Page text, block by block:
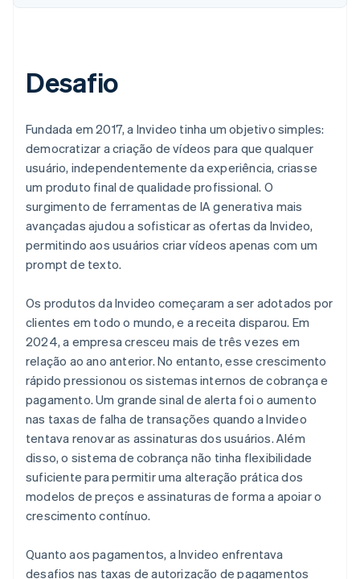
Desafio
Fundada em 2017, a Invideo tinha um objetivo simples:
democratizar a criação de vídeos para que qualquer
usuário, independentemente da experiência, criasse
um produto final de qualidade profissional. O
surgimento de ferramentas de IA generativa mais
avançadas ajudou a sofisticar as ofertas da Invideo,
permitindo aos usuários criar vídeos apenas com um
prompt de texto.
Os produtos da Invideo começaram a ser adotados por
clientes em todo o mundo, e a receita disparou. Em
2024, a empresa cresceu mais de três vezes em
relação ao ano anterior. No entanto, esse crescimento
rápido pressionou os sistemas internos de cobrança e
pagamento. Um grande sinal de alerta foi o aumento
nas taxas de falha de transações quando a Invideo
tentava renovar as assinaturas dos usuários. Além
disso, o sistema de cobrança não tinha flexibilidade
suficiente para permitir uma alteração prática dos
modelos de preços e assinaturas de forma a apoiar o
crescimento contínuo.
Quanto aos pagamentos, a Invideo enfrentava
desafios nas taxas de autorização de pagamentos